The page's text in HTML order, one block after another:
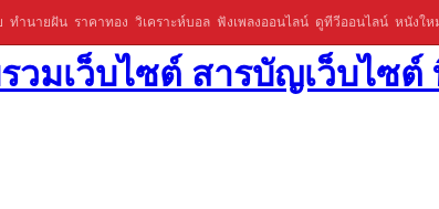
ทำนายฝัน ราคาทอง วิเคราะห์บอล ฟังเพลงออนไลน์ ดูทีวีออนไลน์ หนังให
วมเว็บไซต์ สารบัญเว็บไซ